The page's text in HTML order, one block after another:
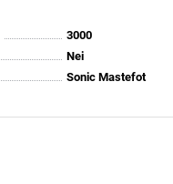
3000
Nei
Sonic Mastefot